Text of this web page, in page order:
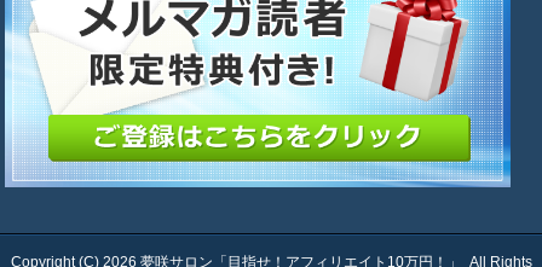
Copyright (C) 2026 夢咲サロン「目指せ！アフィリエイト10万円！」 All Rights